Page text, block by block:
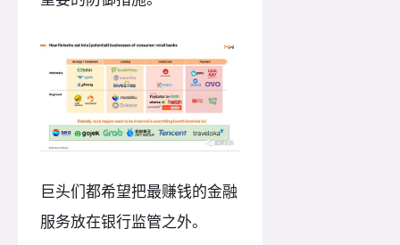
巨头们都希望把最赚钱的金融
服务放在银行监管之外。